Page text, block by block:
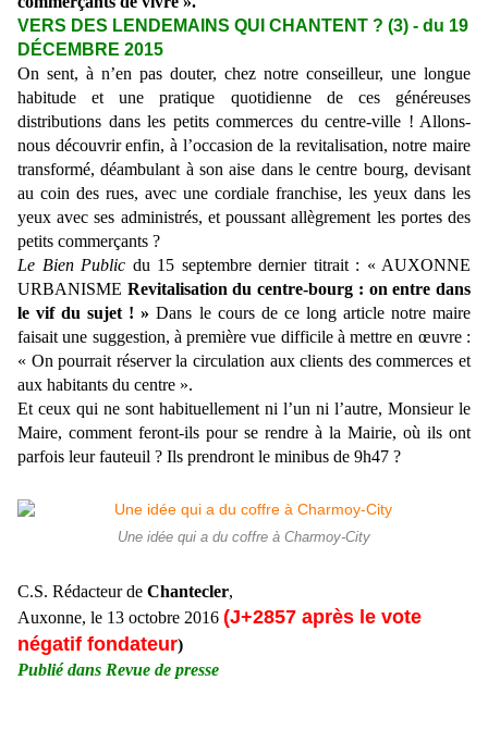
VERS DES LENDEMAINS QUI CHANTENT ? (3) - du 19
DÉCEMBRE 2015
On sent, à n’en pas douter, chez notre conseilleur, une longue
habitude et une pratique quotidienne de ces généreuses
distributions dans les petits commerces du centre-ville ! Allons-
nous découvrir enfin, à l’occasion de la revitalisation, notre maire
transformé, déambulant à son aise dans le centre bourg, devisant
au coin des rues, avec une cordiale franchise, les yeux dans les
yeux avec ses administrés, et poussant allègrement les portes des
petits commerçants ?
Le Bien Public du 15 septembre dernier titrait : « AUXONNE
URBANISME Revitalisation du centre-bourg : on entre dans
le vif du sujet ! » Dans le cours de ce long article notre maire
faisait une suggestion, à première vue difficile à mettre en œuvre :
« On pourrait réserver la circulation aux clients des commerces et
aux habitants du centre ».
Et ceux qui ne sont habituellement ni l’un ni l’autre, Monsieur le
Maire, comment feront-ils pour se rendre à la Mairie, où ils ont
parfois leur fauteuil ? Ils prendront le minibus de 9h47 ?
Une idée qui a du coffre à Charmoy-City
C.S. Rédacteur de Chantecler,
Auxonne, le 13 octobre 2016 (J+2857 après le vote
négatif fondateur)
Publié dans Revue de presse